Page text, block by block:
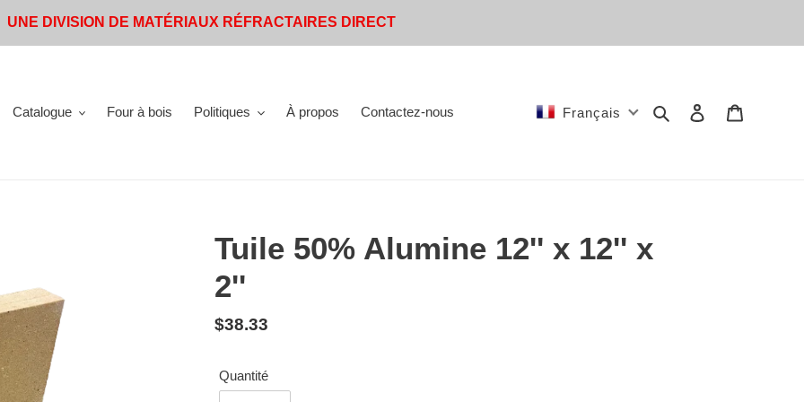
UNE DIVISION DE MATÉRIAUX RÉFRACTAIRES DIRECT
Catalogue Four à bois Politiques À propos Contactez-nous Français RechercherSe connecter
Tuile 50% Alumine 12'' x 12'' x
2''
Prix
$38.33
Quantité